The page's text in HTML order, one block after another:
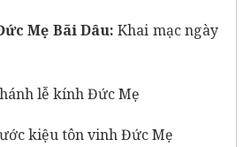
Mẹ Bãi Dâu:Khai mạc ngày
lễ kính Đức Mẹ
kiệu tôn vinh Đức Mẹ